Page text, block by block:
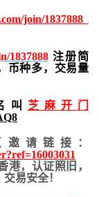
join/1837888
1837888注册简
币种多，交易量
叫 芝麻开门
邀请链接：
港，认证照旧，
易安全！